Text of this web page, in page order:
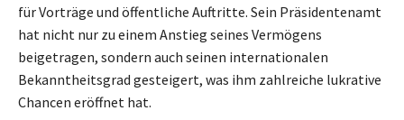
für Vorträge und öffentliche Auftritte. Sein Präsidentenamt
hat nicht nur zu einem Anstieg seines Vermögens
beigetragen, sondern auch seinen internationalen
Bekanntheitsgrad gesteigert, was ihm zahlreiche lukrative
Chancen eröffnet hat.